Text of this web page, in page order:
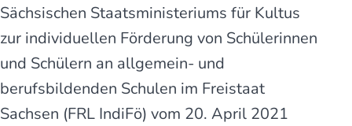
Sächsischen Staatsministeriums für Kultus
zur individuellen Förderung von Schülerinnen
und Schülern an allgemein- und
berufsbildenden Schulen im Freistaat
Sachsen (FRL IndiFö) vom 20. April 2021